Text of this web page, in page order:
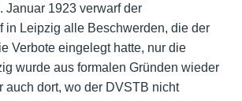
Januar 1923 verwarf der
in Leipzig alle Beschwerden, die der
Verbote eingelegt hatte, nur die
wurde aus formalen Gründen wieder
auch dort, wo der DVSTB nicht